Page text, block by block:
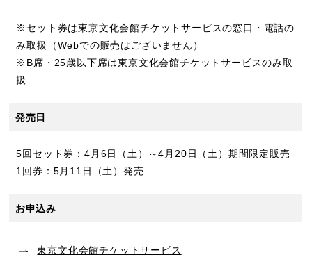
※セット券は東京文化会館チケットサービスの窓口・電話の
み取扱（Webでの販売はございません）
※B席・25歳以下席は東京文化会館チケットサービスのみ取
扱
発売日
5回セット券：4月6日（土）～4月20日（土）期間限定販売
1回券：5月11日（土）発売
お申込み
東京文化会館チケットサービス